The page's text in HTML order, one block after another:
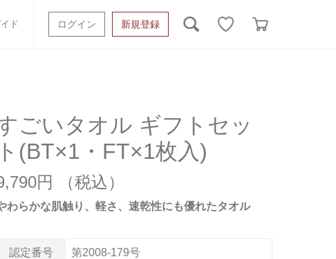
ド ログイン 新規登録
オーガニック
衣類 タオルケット類
書籍 ギフトボックスその他
わらかな肌触り、軽さ、速乾性にも優れたタオル
ごいタオル ギフトセッ
ト(BT×1・FT×1枚入)
円
認定番号 第2008-179号